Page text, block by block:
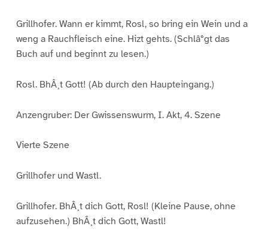
Grillhofer. Wann er kimmt, Rosl, so bring ein Wein und a
weng a Rauchfleisch eine. Hizt gehts. (Schlâ°gt das
Buch auf und beginnt zu lesen.)
Rosl. BhÂ¸t Gott! (Ab durch den Haupteingang.)
Anzengruber: Der Gwissenswurm, I. Akt, 4. Szene
Vierte Szene
Grillhofer und Wastl.
Grillhofer. BhÂ¸t dich Gott, Rosl! (Kleine Pause, ohne
aufzusehen.) BhÂ¸t dich Gott, Wastl!